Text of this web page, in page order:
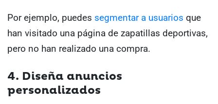
Por ejemplo, puedes segmentar a usuarios que
han visitado una página de zapatillas deportivas,
pero no han realizado una compra.
4. Diseña anuncios
personalizados